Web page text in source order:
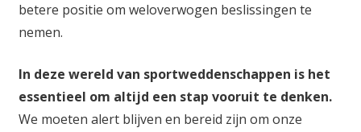
betere positie om weloverwogen beslissingen te
nemen.
In deze wereld van sportweddenschappen is het
essentieel om altijd een stap vooruit te denken.
We moeten alert blijven en bereid zijn om onze